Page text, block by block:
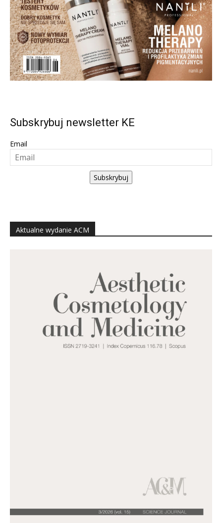
Subskrybuj newsletter KE
Email
Subskrybuj
Aktualne wydanie ACM